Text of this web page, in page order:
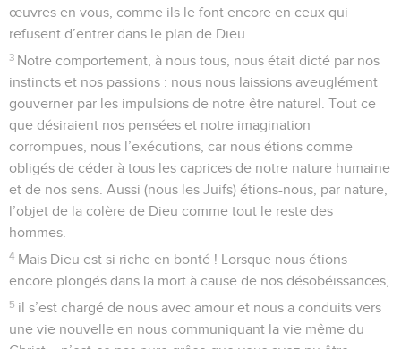
œuvres en vous, comme ils le font encore en ceux qui
refusent d’entrer dans le plan de Dieu.
3 Notre comportement, à nous tous, nous était dicté par nos
instincts et nos passions : nous nous laissions aveuglément
gouverner par les impulsions de notre être naturel. Tout ce
que désiraient nos pensées et notre imagination
corrompues, nous l’exécutions, car nous étions comme
obligés de céder à tous les caprices de notre nature humaine
et de nos sens. Aussi (nous les Juifs) étions-nous, par nature,
l’objet de la colère de Dieu comme tout le reste des
hommes.
4 Mais Dieu est si riche en bonté ! Lorsque nous étions
encore plongés dans la mort à cause de nos désobéissances,
5 il s’est chargé de nous avec amour et nous a conduits vers
une vie nouvelle en nous communiquant la vie même du